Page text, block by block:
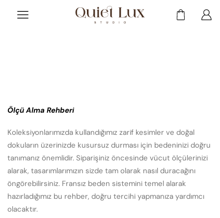
Ölçü Alma Rehberi
Koleksiyonlarımızda kullandığımız zarif kesimler ve doğal
dokuların üzerinizde kusursuz durması için bedeninizi doğru
tanımanız önemlidir. Siparişiniz öncesinde vücut ölçülerinizi
alarak, tasarımlarımızın sizde tam olarak nasıl duracağını
öngörebilirsiniz. Fransız beden sistemini temel alarak
hazırladığımız bu rehber, doğru tercihi yapmanıza yardımcı
olacaktır.